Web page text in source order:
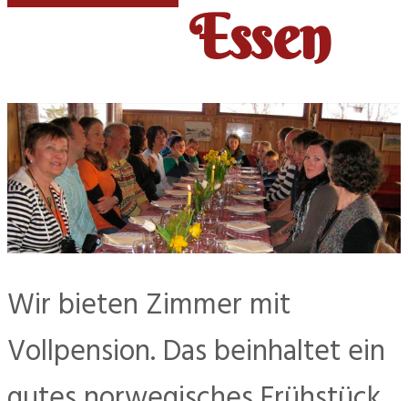
Essen
Wir bieten Zimmer mit
Vollpension. Das beinhaltet ein